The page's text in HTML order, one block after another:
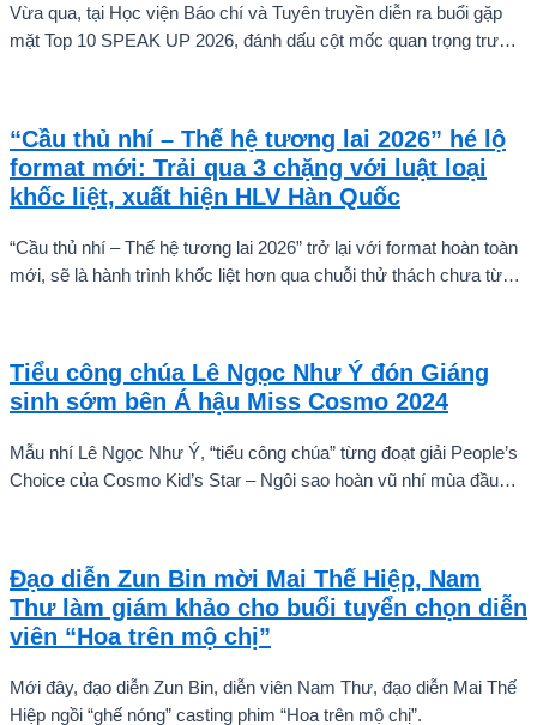
Vừa qua, tại Học viện Báo chí và Tuyên truyền diễn ra buổi gặp
mặt Top 10 SPEAK UP 2026, đánh dấu cột mốc quan trọng trước
“Cầu thủ nhí – Thế hệ tương lai 2026” hé lộ
format mới: Trải qua 3 chặng với luật loại
khốc liệt, xuất hiện HLV Hàn Quốc
“Cầu thủ nhí – Thế hệ tương lai 2026” trở lại với format hoàn toàn
mới, sẽ là hành trình khốc liệt hơn qua chuỗi thử thách chưa từng
sàng chinh phục thử thách.
Tiểu công chúa Lê Ngọc Như Ý đón Giáng
sinh sớm bên Á hậu Miss Cosmo 2024
Mẫu nhí Lê Ngọc Như Ý, “tiểu công chúa” từng đoạt giải People’s
Choice của Cosmo Kid’s Star – Ngôi sao hoàn vũ nhí mùa đầu
Đạo diễn Zun Bin mời Mai Thế Hiệp, Nam
Thư làm giám khảo cho buổi tuyển chọn diễn
viên “Hoa trên mộ chị”
Mới đây, đạo diễn Zun Bin, diễn viên Nam Thư, đạo diễn Mai Thế
Hiệp ngồi “ghế nóng” casting phim “Hoa trên mộ chị”.